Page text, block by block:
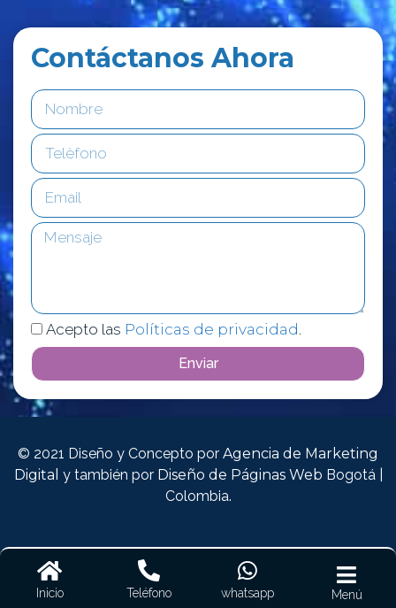
Inicio Teléfono whatsapp Menú
Contáctanos Ahora
Acepto las Políticas de privacidad.
Enviar
© 2021 Diseño y Concepto por Agencia de Marketing
Digital y también por Diseño de Páginas Web Bogotá |
Colombia.